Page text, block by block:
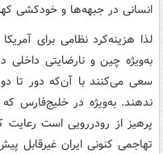
انسانی در جبهه‌ها و خودکشی
لذا هزینه‌کرد نظامی برای
به‌ویژه چین و نارضایتی داخلی
سعی می‌کنند با آن‌که دور تا
ندهند. به‌ویژه در خلیج‌فارس
پرهیز از رودررویی است
تهاجمی کنونی ایران غیرقابل